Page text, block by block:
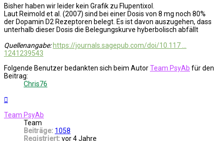
Bisher haben wir leider kein Grafik zu Flupentixol.
Laut Reimold et al. (2007) sind bei einer Dosis von 8 mg noch 80%
der Dopamin D2 Rezeptoren belegt. Es ist davon auszugehen, dass
unterhalb dieser Dosis die Belegungskurve hyberbolisch abfällt
Quellenangabe: https://journals.sagepub.com/doi/10.117 ...
1241239543
Folgende Benutzer bedankten sich beim AutorTeam PsyAb für den
Beitrag:
Chris76
Team PsyAb
Team
Beiträge: 1058
Registriert: vor 4 Jahre